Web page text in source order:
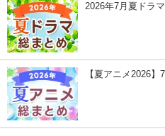
2026年7月夏ドラ
【夏アニメ2026